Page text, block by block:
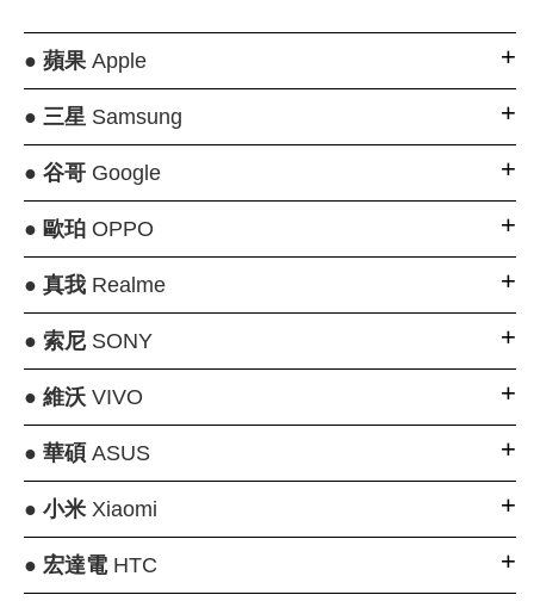
● 蘋果Apple
● 三星Samsung
● 谷哥Google
● 歐珀OPPO
● 真我Realme
● 索尼SONY
● 維沃VIVO
● 華碩 ASUS
● 小米Xiaomi
● 宏達電HTC